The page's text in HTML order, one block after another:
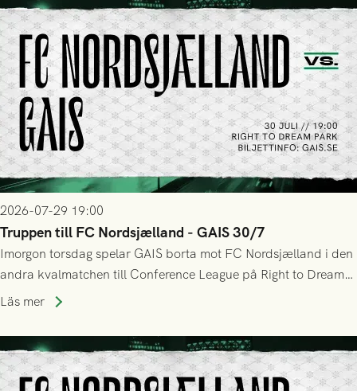
2026-07-29 19:00
Truppen till FC Nordsjælland - GAIS 30/7
Imorgon torsdag spelar GAIS borta mot FC Nordsjælland i den
andra kvalmatchen till Conference League på Right to Dream
Park! Fredrik Holmberg och ledarstaben har tagit ut följande
Läs mer